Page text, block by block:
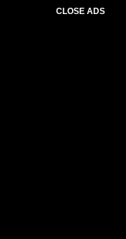
CLOSE ADS